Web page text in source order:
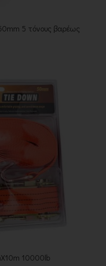
5 τόνους βαρέως
10000lb